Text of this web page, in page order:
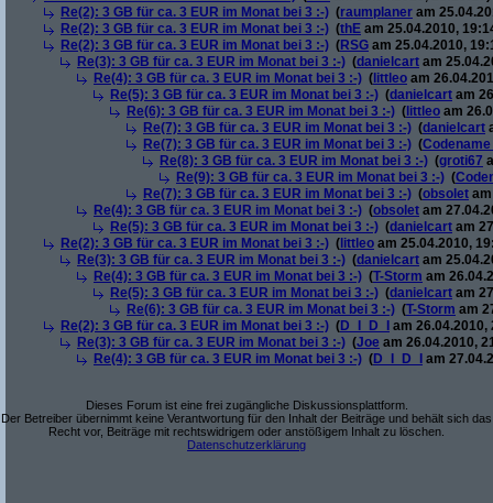
Re(2): 3 GB für ca. 3 EUR im Monat bei 3 :-) (raumplaner am
Re(2): 3 GB für ca. 3 EUR im Monat bei 3 :-) (thE am 25.04.2010,
Re(2): 3 GB für ca. 3 EUR im Monat bei 3 :-) (RSG am 25.04.2010,
Re(3): 3 GB für ca. 3 EUR im Monat bei 3 :-) (danielcart am
Re(4): 3 GB für ca. 3 EUR im Monat bei 3 :-) ( littleo am
Re(5): 3 GB für ca. 3 EUR im Monat bei 3 :-) (danielcart am
Re(6): 3 GB für ca. 3 EUR im Monat bei 3 :-) ( littleo am
Re(7): 3 GB für ca. 3 EUR im Monat bei 3 :-) (danielcart
Re(7): 3 GB für ca. 3 EUR im Monat bei 3 :-) (Codename
Re(8): 3 GB für ca. 3 EUR im Monat bei 3 :-) (groti67
Re(9): 3 GB für ca. 3 EUR im Monat bei 3 :-) (
Re(7): 3 GB für ca. 3 EUR im Monat bei 3 :-) (obsolet
Re(4): 3 GB für ca. 3 EUR im Monat bei 3 :-) (obsolet am
Re(5): 3 GB für ca. 3 EUR im Monat bei 3 :-) (danielcart am
Re(2): 3 GB für ca. 3 EUR im Monat bei 3 :-) ( littleo am 25.04.2010,
Re(3): 3 GB für ca. 3 EUR im Monat bei 3 :-) (danielcart am
Re(4): 3 GB für ca. 3 EUR im Monat bei 3 :-) (T-Storm am
Re(5): 3 GB für ca. 3 EUR im Monat bei 3 :-) (danielcart am
Re(6): 3 GB für ca. 3 EUR im Monat bei 3 :-) (T-Storm am
Re(2): 3 GB für ca. 3 EUR im Monat bei 3 :-) (D_I_D_I
am 26.04.2010,
Re(3): 3 GB für ca. 3 EUR im Monat bei 3 :-) (Joe am 26.04.2010,
Re(4): 3 GB für ca. 3 EUR im Monat bei 3 :-) (D_I_D_I am
Dieses Forum ist eine frei zugängliche Diskussionsplattform.
Der Betreiber übernimmt keine Verantwortung für den Inhalt der Beiträge und behält sich das
Recht vor, Beiträge mit rechtswidrigem oder anstößigem Inhalt zu löschen.
Datenschutzerklärung